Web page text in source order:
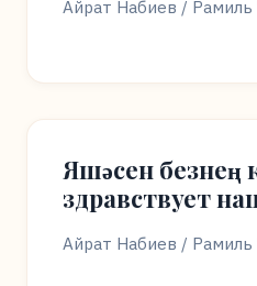
Айрат Набиев / Рамиль
Яшәсен безнең
здравствует
Айрат Набиев / Рамиль